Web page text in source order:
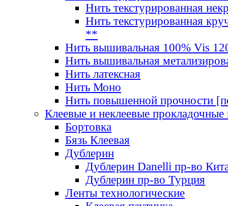
Нить текстурированная
Нить текстурированная
**
Нить вышивальная 100% Vis
Нить вышивальная
Нить латексная
Нить Моно
Нить повышенной прочности
Клеевые и неклеевые прокладочные
Бортовка
Бязь Клеевая
Дублерин
Дублерин Danelli пр-во
Дублерин пр-во Турция
Ленты технологические